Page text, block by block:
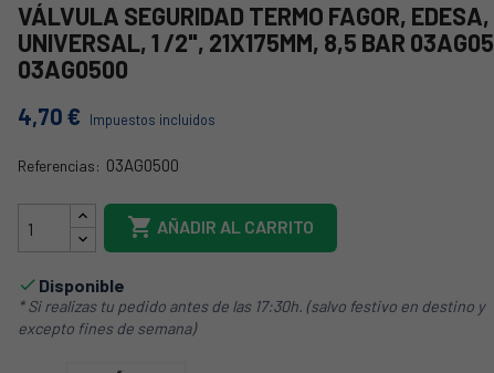
VÁLVULA SEGURIDAD TERMO FAGOR, EDESA,
UNIVERSAL, 1 /2", 21X175MM, 8,5 BAR 03AG05
03AG0500
4,70 € Impuestos incluidos
Referencias: 03AG0500
03AG0500
 AÑADIR AL CARRITO
 Disponible
* Si realizas tu pedido antes de las 17:30h. (salvo festivo en destino y
excepto fines de semana)